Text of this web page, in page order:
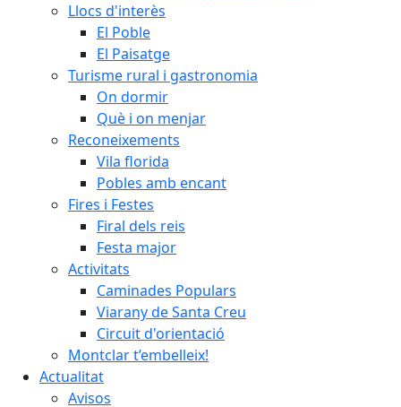
Llocs d'interès
El Poble
El Paisatge
Turisme rural i gastronomia
On dormir
Què i on menjar
Reconeixements
Vila florida
Pobles amb encant
Fires i Festes
Firal dels reis
Festa major
Activitats
Caminades Populars
Viarany de Santa Creu
Circuit d'orientació
Montclar t’embelleix!
Actualitat
Avisos